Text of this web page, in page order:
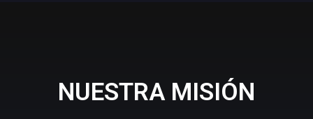
NUESTRA MISIÓN